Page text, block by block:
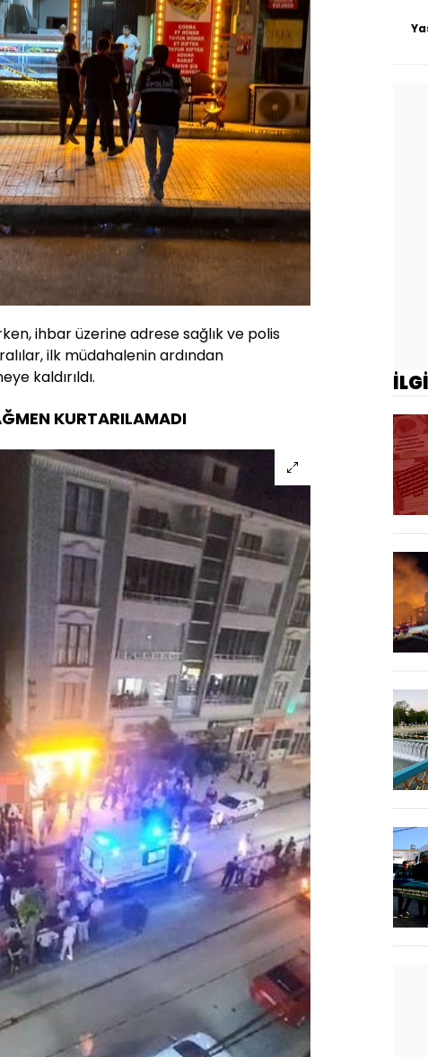
ihbar üzerine adrese sağlık ve polis
ilk müdahalenin ardından
kaldırıldı.
KURTARILAMADI